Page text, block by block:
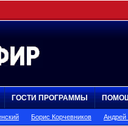
ГОСТИ ПРОГРАММЫ
Борис Корчевников